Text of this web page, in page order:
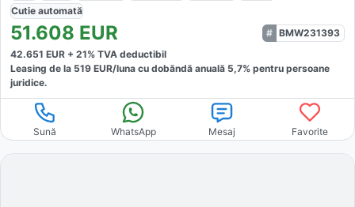
Cutie automată
51.608 EUR
BMW231393
42.651 EUR + 21% TVA deductibil
Leasing de la 519 EUR/luna cu dobăndă anuală 5,7% pentru persoane
juridice.
Sună WhatsApp Mesaj Favorite